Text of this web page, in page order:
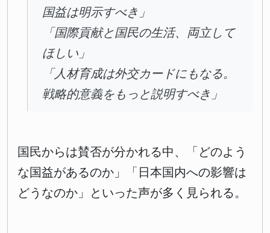
国益は明示すべき」
「国際貢献と国民の生活、両立して
ほしい」
「人材育成は外交カードにもなる。
戦略的意義をもっと説明すべき」
国民からは賛否が分かれる中、「どのよう
な国益があるのか」「日本国内への影響は
どうなのか」といった声が多く見られる。